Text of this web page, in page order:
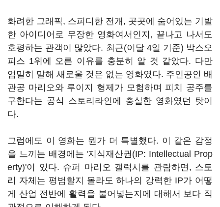
화려한 그래픽, 스피디한 전개, 곳곳에 숨어있는 기발
한 아이디어로 무장한 영화여서인지, 끝나고 나서도
호평하는 관객이 많았다. 최근(이달 4일 기준) 박스오
피스 1위에 오른 이유를 충분히 알 것 같았다. 다만
엄밀히 말해 새로울 것은 없는 영화였다. 주인공인 배
관공 마리오와 루이지 형제가 모험하며 피치 공주를
구한다는 공식 스토리라인에 충실한 영화였던 탓이
다.
그럼에도 이 영화는 뭔가 더 특별했다. 이 같은 감정
을 느끼는 배경에는 '지식재산권(IP: Intellectual Prop
erty)'이 있다. 슈퍼 마리오 갤럭시를 관람하면, 스토
리 자체는 평범할지 몰라도 하나의 강력한 IP가 어떻
게 산업 전반에 활력을 불어넣는지에 대해서 보다 직